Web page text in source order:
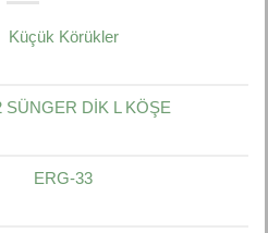
Küçük Körükler
SÜNGER DİK L KÖŞE
ERG-33